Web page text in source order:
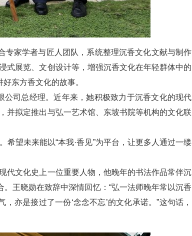
专家学者与匠人团队，系统整理沉香文化文献与制作
式展览、文创设计等，增强沉香文化在年轻群体中的
东方香文化的故事。
司总经理。近年来，她积极致力于沉香文化的现代
并拟定推出与弘一艺术馆、东坡书院等机构的文化联
望未来能以“本我·香见”为平台，让更多人通过一缕
代文化史上一位重要人物，他晚年的书法作品常伴沉
王晓勋在致辞中深情回忆：“弘一法师晚年常以沉香
亦是接过了一份‘念念不忘’的文化承诺。”这句话，